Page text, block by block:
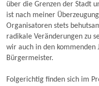
über die Grenzen der Stadt
ist nach meiner
Organisatoren stets
radikale Veränderungen zu
wir auch in den kommenden
Bürgermeister.
Folgerichtig finden sich im